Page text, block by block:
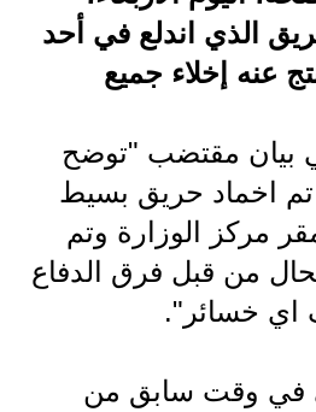
الاخبار الاقتصادية
الاخبار الرياضية
المدارس
اخبار وقرارات وزارة التربية
نتائج الامتحانات
المرحلة الابتدائية
المرحلة المتوسطة
الذي اندلع في أحد
عنه إخلاء جميع
بيان مقتضب "توضح
تم اخماد حريق بسيط
مركز الوزارة وتم
من قبل فرق الدفاع
اي خسائر".
في وقت سابق من